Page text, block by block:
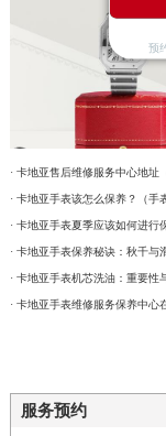
· 卡地亚手表该怎么保养？（手
· 卡地亚手表夏季应该如何进行
· 卡地亚手表保养秘诀：秋千与
· 卡地亚手表维修服务保养中心
服务预约
预